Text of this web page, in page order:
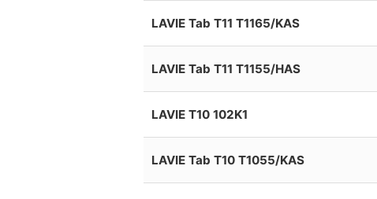
LAVIE Tab T11 T1165/KAS
LAVIE Tab T11 T1155/HAS
LAVIE T10 102K1
LAVIE Tab T10 T1055/KAS